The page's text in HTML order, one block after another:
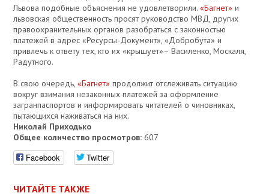
Львова подобные объяснения не удовлетворили.«Багнет» и
львовская общественность просят руководство МВД, других
правоохранительных органов разобраться с законностью
платежей в адрес «Ресурсы-Документ», «Добробута» и
привлечь к ответу тех, кто их «крышует»– Василенко, Москаля,
Радутного.
В свою очередь,«Багнет» продолжит отслеживать ситуацию
вокруг взимания незаконных платежей за оформление
загранпаспортов и информировать читателей о чиновниках,
пытающихся наживаться на них.
Николай Приходько
Общее количество просмотров: 607
Facebook Twitter
ЧИТАЙТЕ ТАКЖЕ